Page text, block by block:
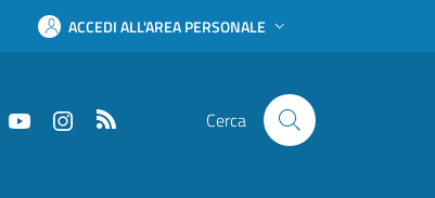
ACCEDI ALL'AREA PERSONALE
FacebookYouTube Instagram Cerca